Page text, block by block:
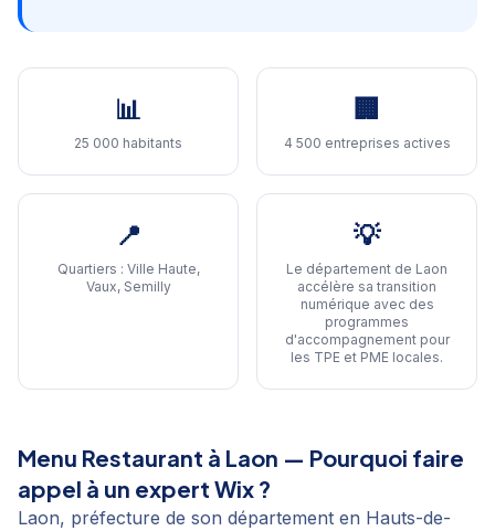
📊
25 000 habitants
🏢
4 500 entreprises actives
📍
Quartiers : Ville Haute,
Vaux, Semilly
💡
Le département de Laon
accélère sa transition
numérique avec des
programmes
d'accompagnement pour
les TPE et PME locales.
Menu Restaurant à Laon — Pourquoi faire
appel à un expert Wix ?
Laon, préfecture de son département en Hauts-de-